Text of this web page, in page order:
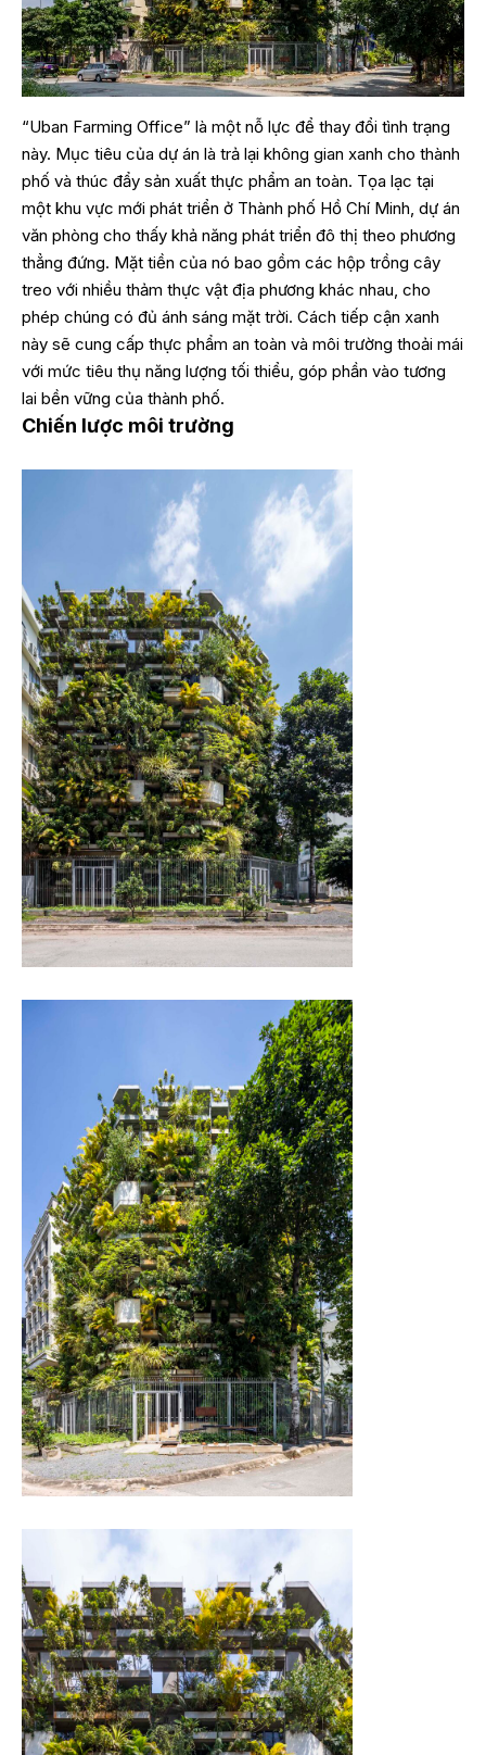
“Uban Farming Office” là một nỗ lực để thay đổi tình trạng
này. Mục tiêu của dự án là trả lại không gian xanh cho thành
phố và thúc đẩy sản xuất thực phẩm an toàn. Tọa lạc tại
một khu vực mới phát triển ở Thành phố Hồ Chí Minh, dự án
văn phòng cho thấy khả năng phát triển đô thị theo phương
thẳng đứng. Mặt tiền của nó bao gồm các hộp trồng cây
treo với nhiều thảm thực vật địa phương khác nhau, cho
phép chúng có đủ ánh sáng mặt trời. Cách tiếp cận xanh
này sẽ cung cấp thực phẩm an toàn và môi trường thoải mái
với mức tiêu thụ năng lượng tối thiểu, góp phần vào tương
lai bền vững của thành phố.
Chiến lược môi trường